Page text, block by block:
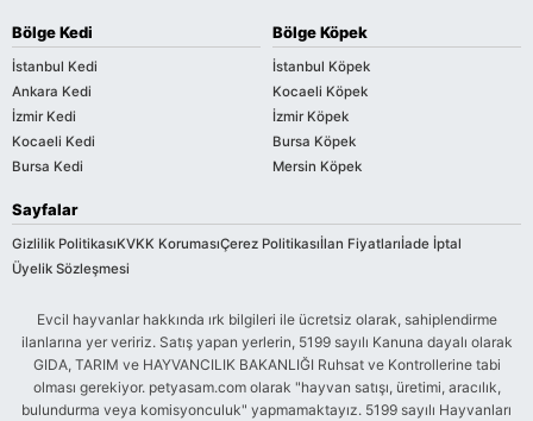
Bölge Kedi
İstanbul Kedi
Ankara Kedi
İzmir Kedi
Kocaeli Kedi
Bursa Kedi
Bölge Köpek
İstanbul Köpek
Kocaeli Köpek
İzmir Köpek
Bursa Köpek
Mersin Köpek
Sayfalar
Gizlilik PolitikasıKVKK KorumasıÇerez Politikasıİlan Fiyatlarıİade İptal
Üyelik Sözleşmesi
Evcil hayvanlar hakkında ırk bilgileri ile ücretsiz olarak, sahiplendirme
ilanlarına yer veririz. Satış yapan yerlerin, 5199 sayılı Kanuna dayalı olarak
GIDA, TARIM ve HAYVANCILIK BAKANLIĞI Ruhsat ve Kontrollerine tabi
olması gerekiyor. petyasam.com olarak "hayvan satışı, üretimi, aracılık,
bulundurma veya komisyonculuk" yapmamaktayız. 5199 sayılı Hayvanları